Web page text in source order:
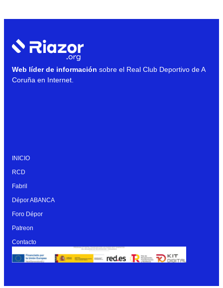
Web líder de información sobre el Real Club Deportivo de A
Coruña en Internet.
INICIO
RCD
Fabril
Dépor ABANCA
Foro Dépor
Patreon
Contacto